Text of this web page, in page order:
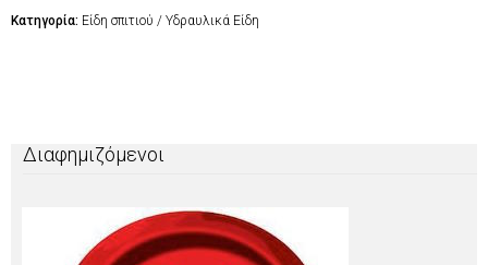
Κατηγορία: Είδη σπιτιού / Υδραυλικά Είδη
Διαφημιζόμενοι